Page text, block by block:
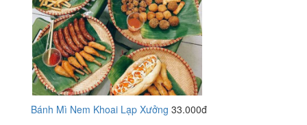
Bánh Mì Nem Khoai Lạp Xưởng 33.000đ